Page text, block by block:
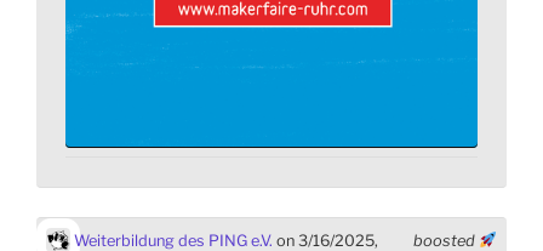
boosted
Weiterbildung des PING e.V. on 3/16/2025,